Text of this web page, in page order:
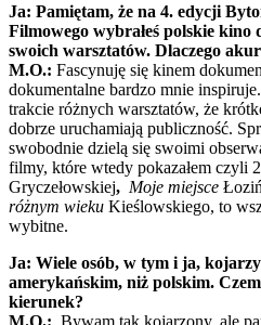
Ja: Pamiętam, że na 4. edycji
Filmowego wybrałeś polskie
swoich warsztatów. Dlaczego
M.O.: Fascynuję się kinem
dokumentalne bardzo mnie
trakcie różnych warsztatów, że
dobrze uruchamiają publiczność.
swobodnie dzielą się swoimi
filmy, które wtedy pokazałem czyli
Gryczełowskiej, Moje miejsce
różnym wieku Kieślowskiego, to
wybitne.
Ja: Wiele osób, w tym i ja,
amerykańskim, niż polskim.
kierunek?
M.O.: Bywam tak kojarzony, ale